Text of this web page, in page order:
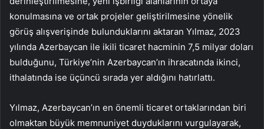
konulmasına ve ortak projeler geliştirilmesine yönelik
görüş alışverişinde bulunduklarını aktaran Yılmaz, 2023
yılında Azerbaycan ile ikili ticaret hacminin 7,5 milyar doları
bulduğunu, Türkiye’nin Azerbaycan’ın ihracatında ikinci,
ithalatında ise üçüncü sırada yer aldığını hatırlattı.
Yılmaz, Azerbaycan’ın en önemli ticaret ortaklarından biri
olmaktan büyük memnuniyet duyduklarını vurgulayarak,